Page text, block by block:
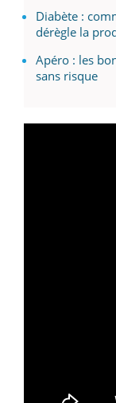
Diabète :
dérègle la
Apéro : les
sans risque